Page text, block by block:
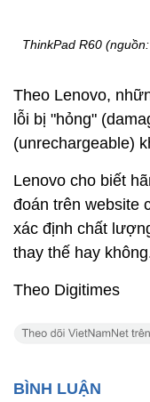
ThinkPad R60
Theo Lenovo,
lỗi bị "hỏng"
(unrechargeable)
Lenovo cho biết
đoán trên website
xác định chất
thay thế hay
Theo Digitimes